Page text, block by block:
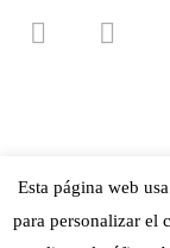
Esta página web
para personalizar el